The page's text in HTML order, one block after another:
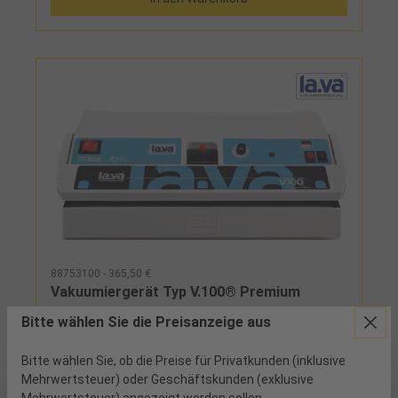
durch herausnehmbaren Flüssigkeitsabscheider
verhindertLieferumfang:Vakuumiergerät,
88753100 - 365,50 €
Vakuumiergerät Typ V.100® Premium
ab Werk
leistungsstark durch Lava-Turbo-Pumpsystem
Bitte wählen Sie die Preisanzeige aus
Bitte wählen Sie, ob die Preise für Privatkunden (inklusive
Mehrwertsteuer) oder Geschäftskunden (exklusive